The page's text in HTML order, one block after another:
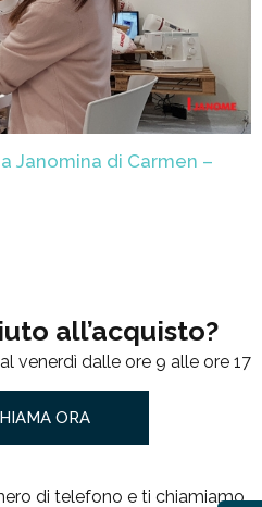
Janomina di Carmen –
all’acquisto?
venerdì dalle ore 9 alle ore 17
ORA
di telefono e ti chiamiamo